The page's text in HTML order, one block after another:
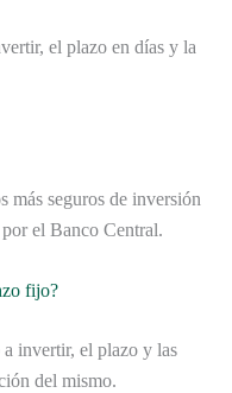
el plazo en días y la
más seguros de inversión
el Banco Central.
fijo?
a invertir, el plazo y las
del mismo.